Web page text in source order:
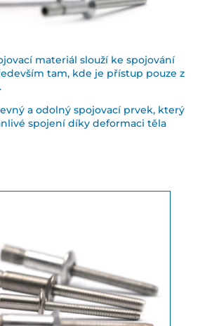
materiál slouží ke spojování
tam, kde je přístup pouze z
a odolný spojovací prvek, který
spojení díky deformaci těla